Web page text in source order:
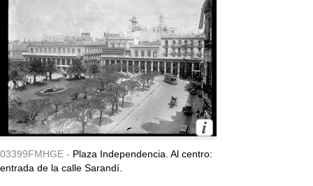
03399FMHGE - Plaza Independencia. Al centro:
entrada de la calle Sarandí.